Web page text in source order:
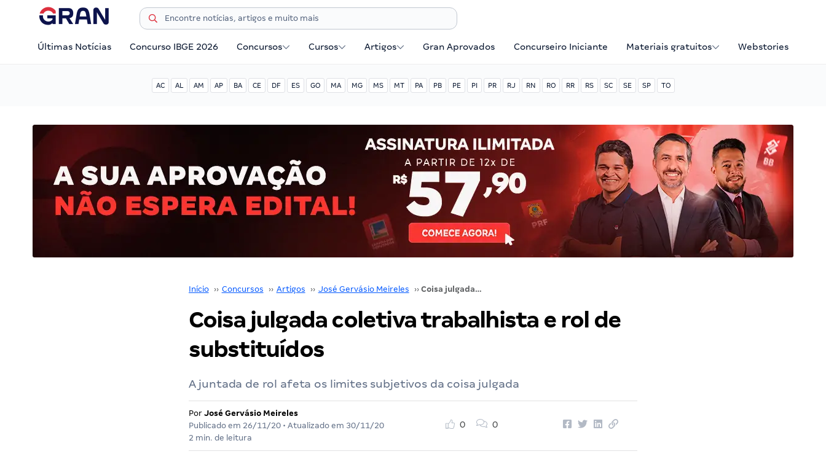
Últimas Notícias Concurso IBGE 2026 Concursos Cursos Artigos Gran Aprovados Concurseiro Iniciante Materiais gratuitos Webstories
AC AL AM AP BA CE DF ES GO MA MG MS MT PA PB PE PI PR RJ RN RO RR RS SC SE SP TO
Início ›› Concursos ›› Artigos ›› José Gervásio Meireles ›› Coisa julgada coletiva trabalhista e rol de substituídos
Coisa julgada coletiva trabalhista e rol de
substituídos
A juntada de rol afeta os limites subjetivos da coisa julgada
Por José Gervásio Meireles
Publicado em 26/11/20• Atualizado em 30/11/20
2 min. de leitura
0 0